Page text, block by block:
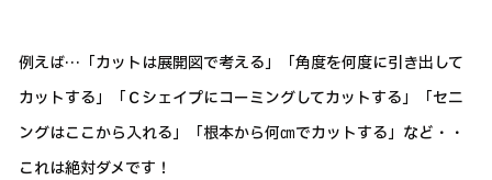
例えば…「カットは展開図で考える」「角度を何度に引き出して
カットする」「Ｃシェイプにコーミングしてカットする」「セニ
ングはここから入れる」「根本から何㎝でカットする」など・・
これは絶対ダメです！